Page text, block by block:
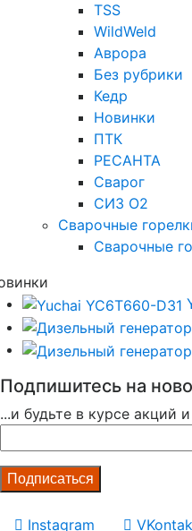
TSS
WildWeld
Аврора
Без рубрики
Кедр
Новинки
ПТК
РЕСАНТА
Сварог
СИЗ О2
Сварочные
Сварочные
Подпишитесь на
...и будьте в курсе акций
Instagram